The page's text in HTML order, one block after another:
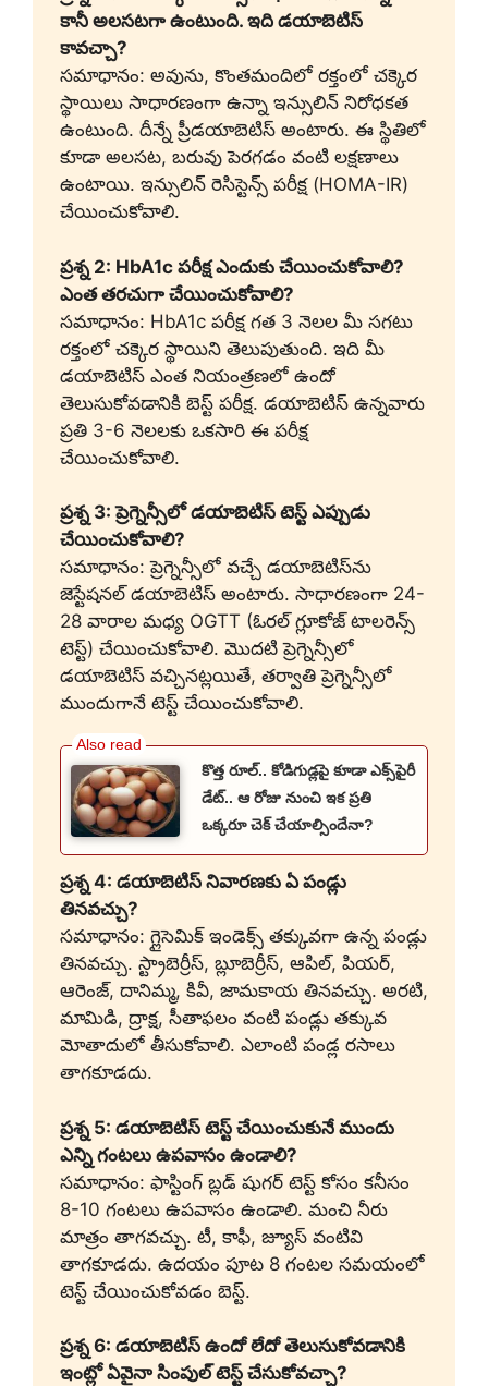
కానీ అలసటగా ఉంటుంది. ఇది డయాబెటిస్
కావచ్చా?
సమాధానం: అవును, కొంతమందిలో రక్తంలో చక్కెర
స్థాయిలు సాధారణంగా ఉన్నా ఇన్సులిన్ నిరోధకత
ఉంటుంది. దీన్నే ప్రీడయాబెటిస్ అంటారు. ఈ స్థితిలో
కూడా అలసట, బరువు పెరగడం వంటి లక్షణాలు
ఉంటాయి. ఇన్సులిన్ రెసిస్టెన్స్ పరీక్ష (HOMA-IR)
చేయించుకోవాలి.
ప్రశ్న 2: HbA1c పరీక్ష ఎందుకు చేయించుకోవాలి?
ఎంత తరచుగా చేయించుకోవాలి?
సమాధానం: HbA1c పరీక్ష గత 3 నెలల మీ సగటు
రక్తంలో చక్కెర స్థాయిని తెలుపుతుంది. ఇది మీ
డయాబెటిస్ ఎంత నియంత్రణలో ఉందో
తెలుసుకోవడానికి బెస్ట్ పరీక్ష. డయాబెటిస్ ఉన్నవారు
ప్రతి 3-6 నెలలకు ఒకసారి ఈ పరీక్ష
చేయించుకోవాలి.
ప్రశ్న 3: ప్రెగ్నెన్సీలో డయాబెటిస్ టెస్ట్ ఎప్పుడు
చేయించుకోవాలి?
సమాధానం: ప్రెగ్నెన్సీలో వచ్చే డయాబెటిస్‌ను
జెస్టేషనల్ డయాబెటిస్ అంటారు. సాధారణంగా 24-
28 వారాల మధ్య OGTT (ఓరల్ గ్లూకోజ్ టాలరెన్స్
టెస్ట్) చేయించుకోవాలి. మొదటి ప్రెగ్నెన్సీలో
డయాబెటిస్ వచ్చినట్లయితే, తర్వాతి ప్రెగ్నెన్సీలో
ముందుగానే టెస్ట్ చేయించుకోవాలి.
కొత్త రూల్.. కోడిగుడ్లపై కూడా ఎక్స్‌పైరీ
డేట్.. ఆ రోజు నుంచి ఇక ప్రతి
ఒక్కరూ చెక్ చేయాల్సిందేనా?
ప్రశ్న 4: డయాబెటిస్ నివారణకు ఏ పండ్లు
తినవచ్చు?
సమాధానం: గ్లైసెమిక్ ఇండెక్స్ తక్కువగా ఉన్న పండ్లు
తినవచ్చు. స్ట్రాబెర్రీస్, బ్లూబెర్రీస్, ఆపిల్, పియర్,
ఆరెంజ్, దానిమ్మ, కివీ, జామకాయ తినవచ్చు. అరటి,
మామిడి, ద్రాక్ష, సీతాఫలం వంటి పండ్లు తక్కువ
మోతాదులో తీసుకోవాలి. ఎలాంటి పండ్ల రసాలు
తాగకూడదు.
ప్రశ్న 5: డయాబెటిస్ టెస్ట్ చేయించుకునే ముందు
ఎన్ని గంటలు ఉపవాసం ఉండాలి?
సమాధానం: ఫాస్టింగ్ బ్లడ్ షుగర్ టెస్ట్ కోసం కనీసం
8-10 గంటలు ఉపవాసం ఉండాలి. మంచి నీరు
మాత్రం తాగవచ్చు. టీ, కాఫీ, జ్యూస్ వంటివి
తాగకూడదు. ఉదయం పూట 8 గంటల సమయంలో
టెస్ట్ చేయించుకోవడం బెస్ట్.
ప్రశ్న 6: డయాబెటిస్ ఉందో లేదో తెలుసుకోవడానికి
ఇంట్లో ఏవైనా సింపుల్ టెస్ట్ చేసుకోవచ్చా?